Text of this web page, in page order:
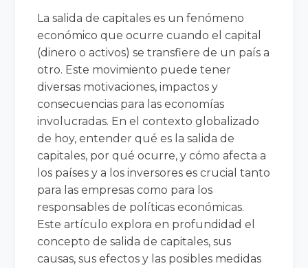
La salida de capitales es un fenómeno
económico que ocurre cuando el capital
(dinero o activos) se transfiere de un país a
otro. Este movimiento puede tener
diversas motivaciones, impactos y
consecuencias para las economías
involucradas. En el contexto globalizado
de hoy, entender qué es la salida de
capitales, por qué ocurre, y cómo afecta a
los países y a los inversores es crucial tanto
para las empresas como para los
responsables de políticas económicas.
Este artículo explora en profundidad el
concepto de salida de capitales, sus
causas, sus efectos y las posibles medidas